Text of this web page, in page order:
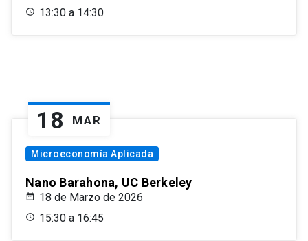
13:30 a 14:30
18 MAR
Microeconomía Aplicada
Nano Barahona, UC Berkeley
18 de Marzo de 2026
15:30 a 16:45